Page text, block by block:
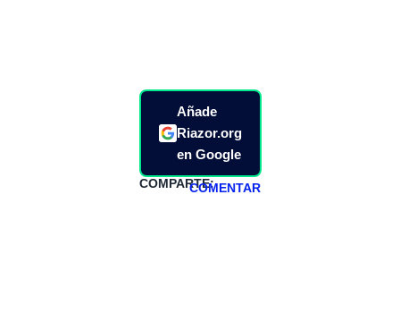
Añade
Riazor.org
en Google
COMPARTE:COMENTAR